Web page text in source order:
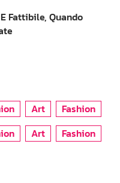
Fattibile, Quando
Art
Fashion
Art
Fashion